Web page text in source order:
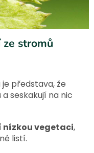
stromů
představa, že
seskakují na nic
vegetaci,
listí.